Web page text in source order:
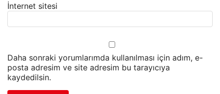
İnternet sitesi
Daha sonraki yorumlarımda kullanılması için adım, e-
posta adresim ve site adresim bu tarayıcıya
kaydedilsin.